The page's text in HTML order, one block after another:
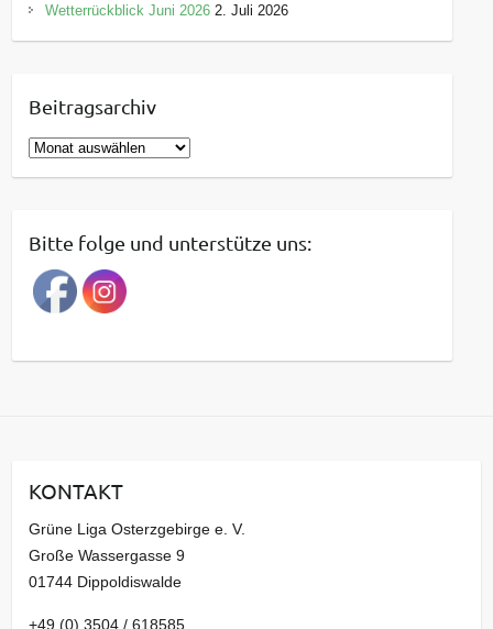
Wetterrückblick Juni 2026 2. Juli 2026
Beitragsarchiv
B
e
r
a
g
a
v
Bitte folge und unterstütze uns:
KONTAKT
Grüne Liga Osterzgebirge e. V.
Große Wassergasse 9
01744 Dippoldiswalde
+49 (0) 3504 / 618585